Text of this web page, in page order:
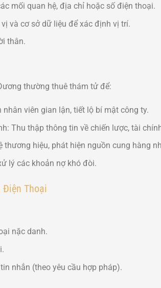
mối quan hệ, địa chỉ hoặc số điện thoại.
và cơ sở dữ liệu để xác định vị trí.
thân.
thường thuê thám tử để:
viên gian lận, tiết lộ bí mật công ty.
Thu thập thông tin về chiến lược, tài
thương hiệu, phát hiện nguồn cung hàng
lý các khoản nợ khó đòi.
Điện Thoại
nặc danh.
nhắn (theo yêu cầu hợp pháp).